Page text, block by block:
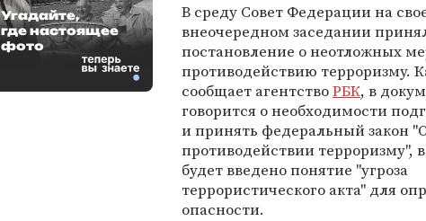
В среду Совет Федерации на
внеочередном заседании
постановление о неотложных
противодействию терроризму.
сообщает агентствоРБК, в
говорится о необходимости
и принять федеральный закон
противодействии терроризму",
будет введено понятие "угроза
террористического акта" для
опасности.
Угадайте,
где настоящее
фото